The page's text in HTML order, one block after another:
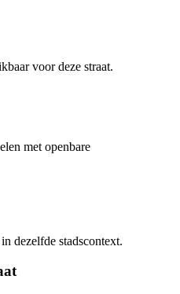
voor deze straat.
met openbare
dezelfde stadscontext.